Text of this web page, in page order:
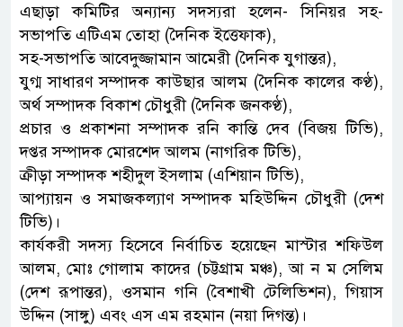
এছাড়া কমিটির অন্যান্য সদস্যরা হলেন- সিনিয়র সহ-
সভাপতি এটিএম তোহা (দৈনিক ইত্তেফাক),
সহ-সভাপতি আবেদুজ্জামান আমেরী (দৈনিক যুগান্তর),
যুগ্ম সাধারণ সম্পাদক কাউছার আলম (দৈনিক কালের কণ্ঠ),
অর্থ সম্পাদক বিকাশ চৌধুরী (দৈনিক জনকণ্ঠ),
প্রচার ও প্রকাশনা সম্পাদক রনি কান্তি দেব (বিজয় টিভি),
দপ্তর সম্পাদক মোরশেদ আলম (নাগরিক টিভি),
ক্রীড়া সম্পাদক শহীদুল ইসলাম (এশিয়ান টিভি),
আপ্যায়ন ও সমাজকল্যাণ সম্পাদক মহিউদ্দিন চৌধুরী (দেশ
টিভি)।
কার্যকরী সদস্য হিসেবে নির্বাচিত হয়েছেন মাস্টার শফিউল
আলম, মোঃ গোলাম কাদের (চট্টগ্রাম মঞ্চ), আ ন ম সেলিম
(দেশ রূপান্তর), ওসমান গনি (বৈশাখী টেলিভিশন), গিয়াস
উদ্দিন (সাঙ্গু) এবং এস এম রহমান (নয়া দিগন্ত)।